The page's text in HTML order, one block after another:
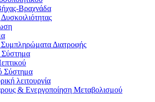
Βραχνάδα
Διατροφής
Σύστημα
Σύστημα
λειτουργία
& Ενεργοποίηση Μεταβολισμού